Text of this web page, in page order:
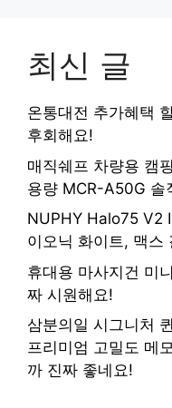
최신 글
온통대전 추가혜택
후회해요!
매직쉐프 차량용 캠
용량 MCR-A50G 솔
NUPHY Halo75 V2
이오닉 화이트, 맥스
휴대용 마사지건 미
짜 시원해요!
삼분의일 시그니처
프리미엄 고밀도 메
까 진짜 좋네요!